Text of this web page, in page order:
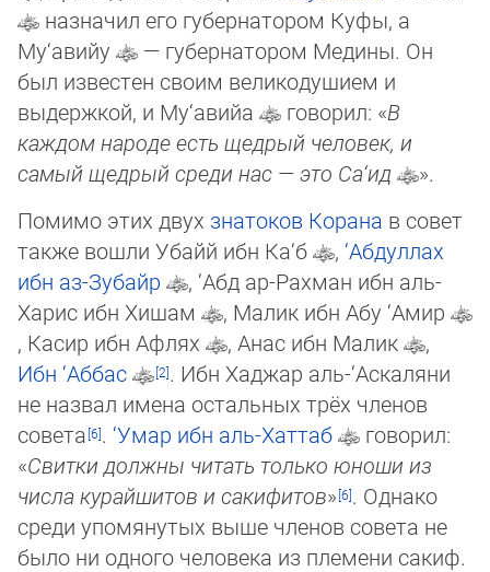
назначил его губернатором Куфы, а
Му‘авийу
— гу­бер­натором Медины. Он
был известен своим великодушием и
выдержкой, и Му‘авийа
говорил: «В
каждом народе есть щед­рый че­ло­век, и
самый щедрый среди нас — это Са‘ид
».
Помимо этих двух знатоков Корана в совет
также вошли Убайй ибн Ка‘б
, ‘Абдуллах
ибн аз-Зубайр
, ‘Абд ар-Рахман ибн аль-
Харис ибн Хишам
, Малик ибн Абу ‘Амир
, Касир ибн Афлях
, Анас ибн Малик
,
Ибн ‘Аббас
. Ибн Хаджар аль-‘Ас­каляни
не назвал имена остальных трёх членов
совета
. ‘Умар ибн аль-Хаттаб
говорил:
«Свитки должны читать толь­ко юно­ши из
числа курайшитов и сакифитов»
. Однако
среди упомянутых выше членов совета не
было ни одного чело­ве­ка из пле­мени сакиф.